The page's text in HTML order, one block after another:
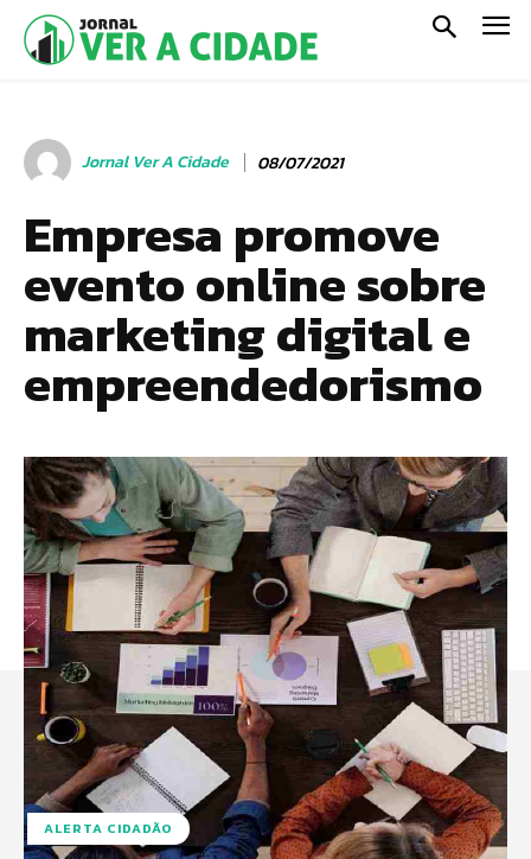
Jornal Ver A Cidade 08/07/2021
Empresa promove
evento online sobre
marketing digital e
empreendedorismo
ALERTA CIDADÃO